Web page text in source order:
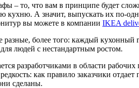
– то, что вам в принципе будет
кухню. А значит, выпускать их по-
вы можете в компании IKEA
более того: каждый кухонный
людей с нестандартным ростом.
разработчиками в области
как правило заказчики
сделаны.